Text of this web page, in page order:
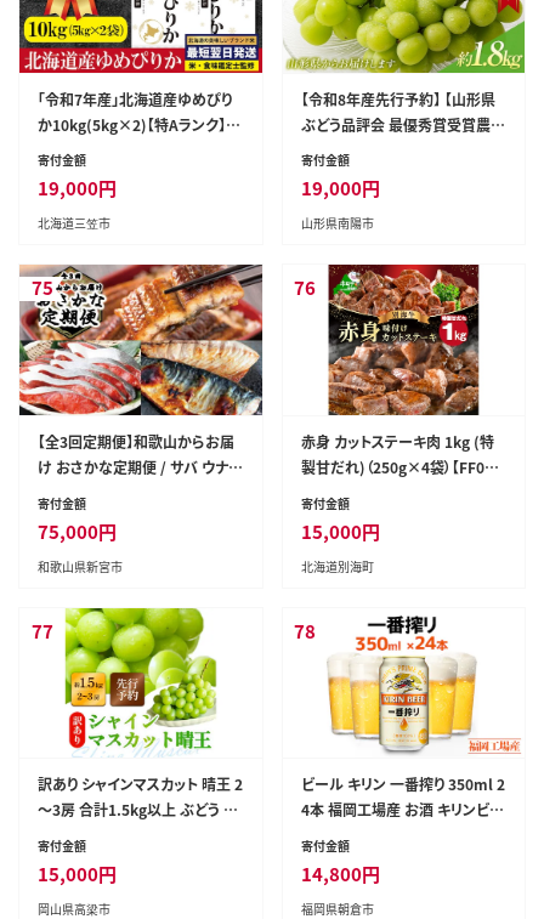
「令和7年産」北海道産ゆめぴり
か10kg(5kg×2)【特Aランク】
米・食味鑑定士監修＜最短翌日
寄付金額
19,000円
北海道三笠市
【令和8年産先行予約】 【山形県
ぶどう品評会 最優秀賞受賞農
家】 シャインマスカット 約1.8kg
～発送》 『青木農園』 山形県 南
陽市 [2027-R8]
寄付金額
19,000円
山形県南陽市
75
【全3回定期便】和歌山からお届
け おさかな定期便 / サバ ウナギ
サケ 鰻 鮭 鯖 海鮮 冷凍 おかず
魚 お魚 定期便【tkb131】
寄付金額
75,000円
和歌山県新宮市
76
赤身 カットステーキ肉 1kg (特
製甘だれ)（250g×4袋）【FF000
FJ00】
寄付金額
15,000円
北海道別海町
77
訳あり シャインマスカット 晴王 2
～3房 合計1.5kg以上 ぶどう 葡
萄 シャイン マスカット 岡山 岡山
予約
寄付金額
15,000円
岡山県高梁市
78
ビール キリン 一番搾り 350ml 2
4本 福岡工場産 お酒 キリンビー
ル 送料無料 生ビール ギフト 内
0％ すみきった味わい
寄付金額
14,800円
福岡県朝倉市